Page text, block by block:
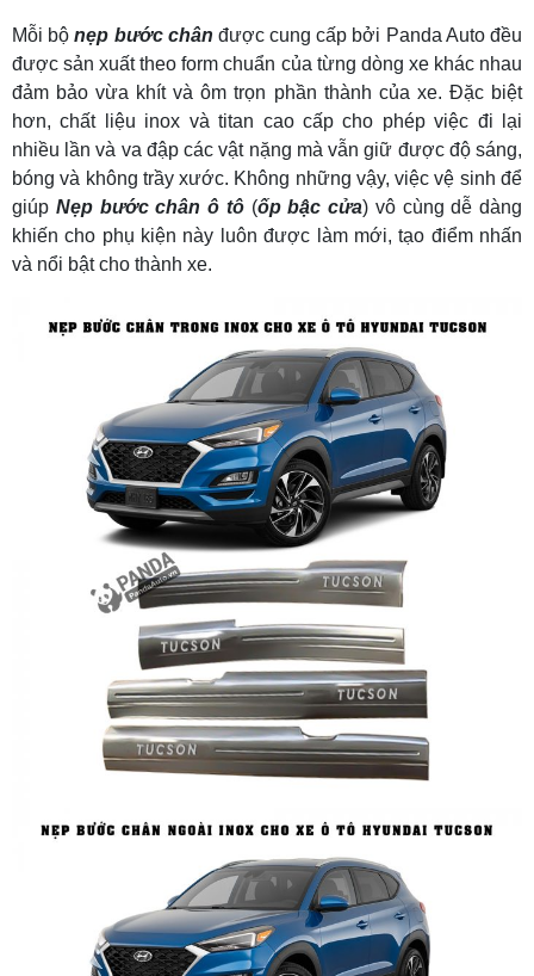
Mỗi bộnẹp bước chân được cung cấp bởi Panda Auto đều
được sản xuất theo form chuẩn của từng dòng xe khác nhau
đảm bảo vừa khít và ôm trọn phần thành của xe. Đặc biệt
hơn, chất liệu inox và titan cao cấp cho phép việc đi lại
nhiều lần và va đập các vật nặng mà vẫn giữ được độ sáng,
bóng và không trầy xước. Không những vậy, việc vệ sinh để
giúp Nẹp bước chân ô tô (ốp bậc cửa) vô cùng dễ dàng
khiến cho phụ kiện này luôn được làm mới, tạo điểm nhấn
và nổi bật cho thành xe.